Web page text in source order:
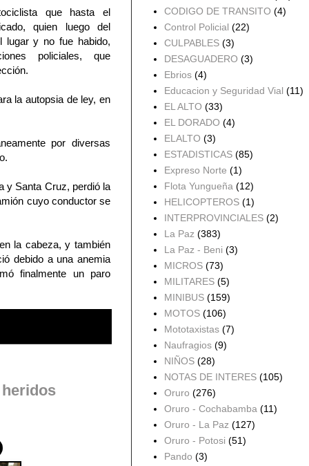
que hasta el
quien luego del
lugar y no fue habido,
policiales, que
la autopsia de ley, en
por diversas
y Santa Cruz, perdió la
cuyo conductor se
la cabeza, y también
debido a una anemia
finalmente un paro
CODIGO DE TRANSITO (4)
Control Policial (22)
CULPABLES (3)
DESAGUADERO (3)
Ebrios (4)
Educacion y Seguridad Vial (11)
EL ALTO (33)
EL DORADO (4)
ELALTO (3)
ESTADISTICAS (85)
Expreso Norte (1)
Flota Yungueña (12)
HELICOPTEROS (1)
INTERPROVINCIALES (2)
La Paz (383)
La Paz - Beni (3)
MICROS (73)
MILITARES (5)
MINIBUS (159)
MOTOS (106)
Mototaxistas (7)
Naufragios (9)
NIÑOS (28)
NOTAS DE INTERES (105)
Oruro (276)
Oruro - Cochabamba (11)
Oruro - La Paz (127)
Oruro - Potosi (51)
Pando (3)